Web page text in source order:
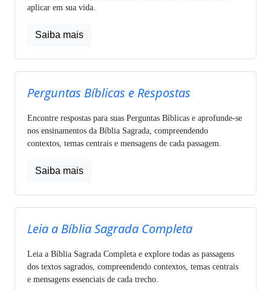
aplicar em sua vida.
Saiba mais
Perguntas Bíblicas e Respostas
Encontre respostas para suas Perguntas Bíblicas e aprofunde-se
nos ensinamentos da Bíblia Sagrada, compreendendo
contextos, temas centrais e mensagens de cada passagem.
Saiba mais
Leia a Bíblia Sagrada Completa
Leia a Bíblia Sagrada Completa e explore todas as passagens
dos textos sagrados, compreendendo contextos, temas centrais
e mensagens essenciais de cada trecho.